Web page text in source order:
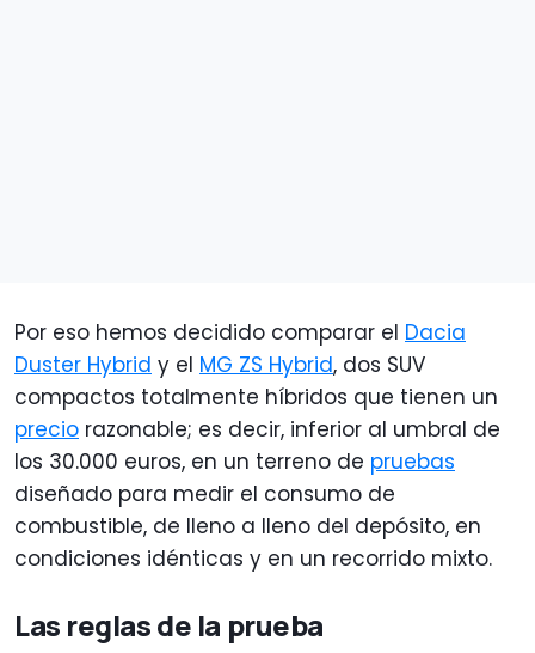
Por eso hemos decidido comparar el Dacia
Duster Hybrid y el MG ZS Hybrid, dos SUV
compactos totalmente híbridos que tienen un
precio razonable; es decir, inferior al umbral de
los 30.000 euros, en un terreno de pruebas
diseñado para medir el consumo de
combustible, de lleno a lleno del depósito, en
condiciones idénticas y en un recorrido mixto.
Las reglas de la prueba